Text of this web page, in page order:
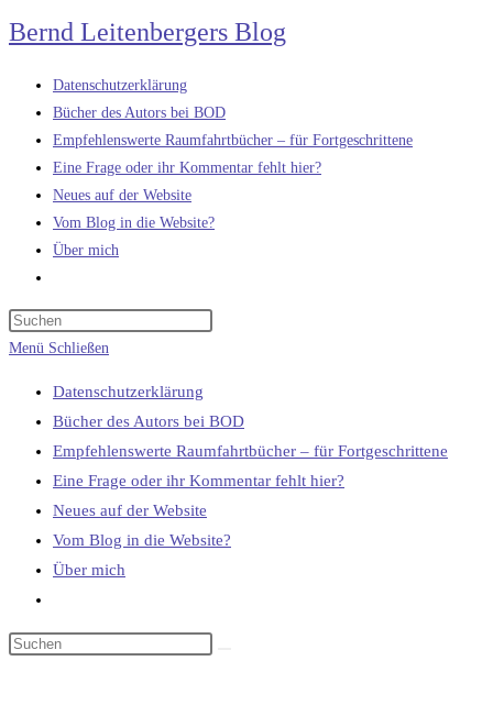
Zum
Inhalt
springen
Bernd Leitenbergers Blog
Datenschutzerklärung
Bücher des Autors bei BOD
Empfehlenswerte Raumfahrtbücher – für Fortgeschrittene
Eine Frage oder ihr Kommentar fehlt hier?
Neues auf der Website
Vom Blog in die Website?
Über mich
umschalten
Menü Schließen
Datenschutzerklärung
Bücher des Autors bei BOD
Empfehlenswerte Raumfahrtbücher – für Fortgeschrittene
Eine Frage oder ihr Kommentar fehlt hier?
Neues auf der Website
Vom Blog in die Website?
Über mich
umschalten